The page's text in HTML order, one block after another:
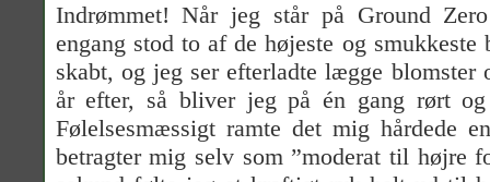
Indrømmet! Når jeg står på Ground
engang stod to af de højeste og smukkeste
skabt, og jeg ser efterladte lægge blomster
år efter, så bliver jeg på én gang rørt og
Følelsesmæssigt ramte det mig hårdede
betragter mig selv som ”moderat til højre